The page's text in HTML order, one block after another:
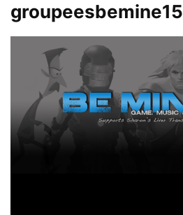
groupeesbemine15